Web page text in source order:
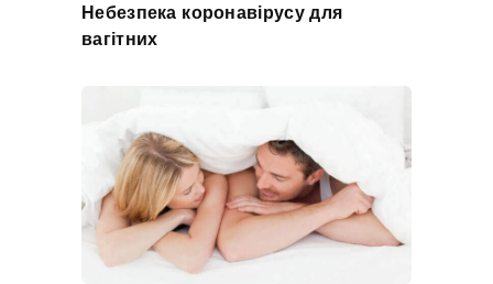
Небезпека коронавірусу для
вагітних